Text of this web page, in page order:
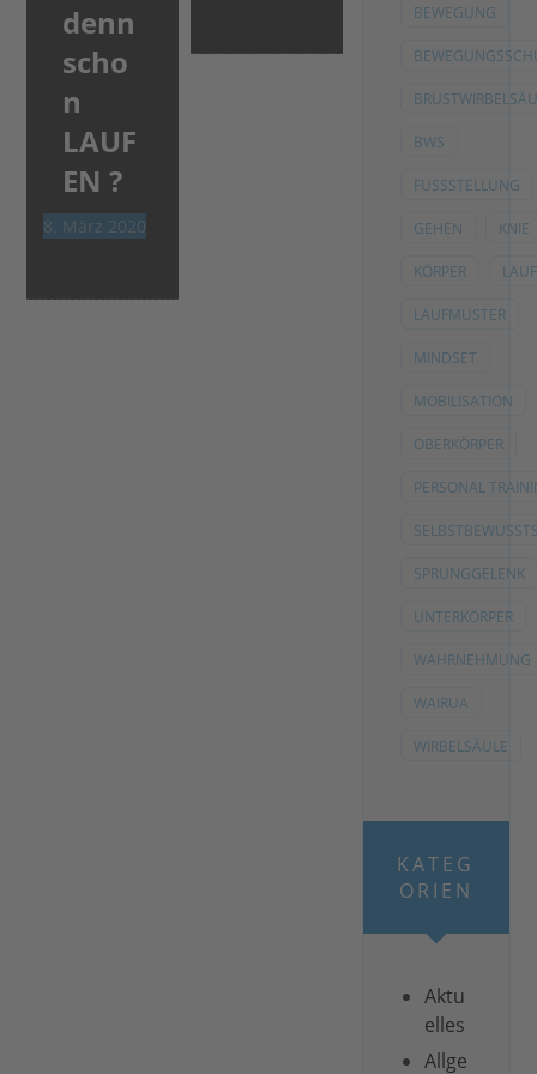
denn
scho
n
LAUF
EN ?
8. März 2020
BEWEGUNG
BWS
FUSSSTELLUNG
GEHEN KNIE
KÖRPER
LAUFMUSTER
MINDSET
MOBILISATION
OBERKÖRPER
PERSONAL
SPRUNGGELENK
UNTERKÖRPER
WAHRNEHMUNG
WAIRUA
WIRBELSÄULE
KATEG
ORIEN
Aktu
elles
Allge